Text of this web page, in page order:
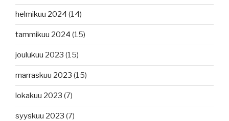
helmikuu 2024 (14)
tammikuu 2024 (15)
joulukuu 2023 (15)
marraskuu 2023 (15)
lokakuu 2023 (7)
syyskuu 2023 (7)